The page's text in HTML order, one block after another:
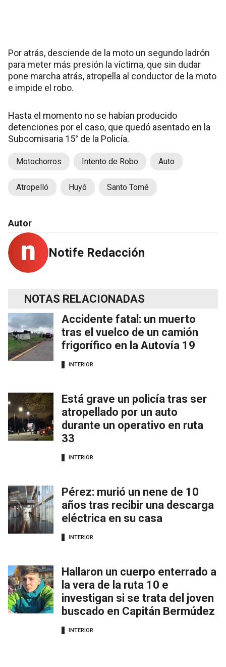
Por atrás, desciende de la moto un segundo ladrón
para meter más presión la víctima, que sin dudar
pone marcha atrás, atropella al conductor de la moto
e impide el robo.
Hasta el momento no se habían producido
detenciones por el caso, que quedó asentado en la
Subcomisaria 15° de la Policía.
Motochorros Intento de Robo Auto
Atropelló Huyó Santo Tomé
Autor
Notife Redacción
NOTAS RELACIONADAS
Accidente fatal: un muerto
tras el vuelco de un camión
frigorífico en la Autovía 19
INTERIOR
Está grave un policía tras ser
atropellado por un auto
durante un operativo en ruta
33
INTERIOR
Pérez: murió un nene de 10
años tras recibir una descarga
eléctrica en su casa
INTERIOR
Hallaron un cuerpo enterrado a
la vera de la ruta 10 e
investigan si se trata del joven
buscado en Capitán Bermúdez
INTERIOR